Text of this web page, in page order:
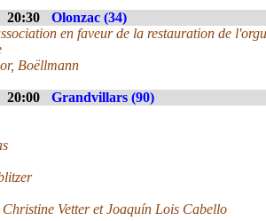
20:30
Olonzac (34)
en faveur de la restauration de
Boëllmann
20:00
Grandvillars (90)
Vetter et Joaquín Lois Cabello